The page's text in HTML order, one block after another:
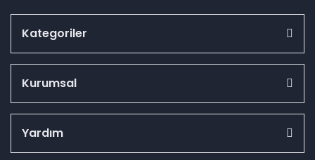
Kategoriler
Kurumsal
Yardım